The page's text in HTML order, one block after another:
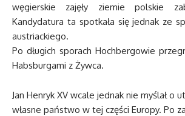
węgierskie zajęły ziemie polskie
Kandydatura ta spotkała się jednak ze
austriackiego.
Po długich sporach Hochbergowie
Habsburgami z Żywca.
Jan Henryk XV wcale jednak nie myślał o
własne państwo w tej części Europy. Po